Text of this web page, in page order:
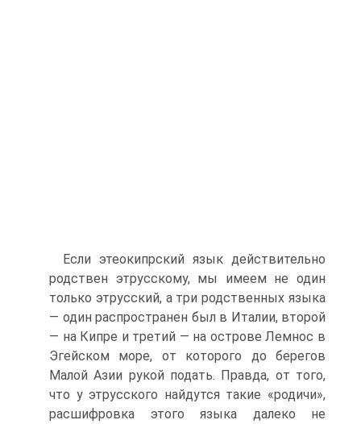
Если этеокипрский язык действительно
родствен этрусскому, мы имеем не один
только этрусский, а три родственных языка
— один распространен был в Италии, второй
— на Кипре и третий — на острове Лемнос в
Эгейском море, от которого до берегов
Малой Азии рукой подать. Правда, от того,
что у этрусского найдутся такие «родичи»,
расшифровка этого языка далеко не